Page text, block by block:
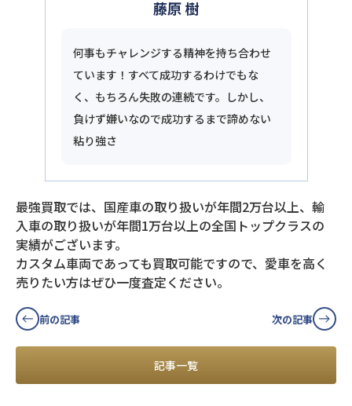
藤原 樹
何事もチャレンジする精神を持ち合わせ
ています！すべて成功するわけでもな
く、もちろん失敗の連続です。しかし、
負けず嫌いなので成功するまで諦めない
粘り強さ
最強買取では、国産車の取り扱いが年間2万台以上、輸
入車の取り扱いが年間1万台以上の全国トップクラスの
実績がございます。
カスタム車両であっても買取可能ですので、愛車を高く
売りたい方はぜひ一度査定ください。
前の記事
記事一覧
次の記事